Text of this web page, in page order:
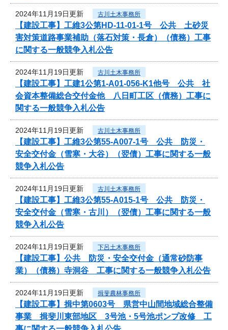
2024年11月19日更新 古川土木事務所
【建設工事】工維3公第HD-11-01-1号 公共 土砂災
害対策道路事業補助（落石対策・長倉）（債務）工事
に関する一般競争入札公告
2024年11月19日更新 古川土木事務所
【建設工事】工建1公第1-A01-056-K1他号 公共 社
会資本整備総合交付金他 八日町工区（債務）工事に
関する一般競争入札公告
2024年11月19日更新 古川土木事務所
【建設工事】工維3公第55-A007-1号 公共 防災・
安全交付金（雪寒・大谷）（翌債）工事に関する一般
競争入札公告
2024年11月19日更新 古川土木事務所
【建設工事】工維3公第55-A015-1号 公共 防災・
安全交付金（雪寒・古川）（翌債）工事に関する一般
競争入札公告
2024年11月19日更新 下呂土木事務所
【建設工事】公共 防災・安全交付金（通常砂防事
業）（債務）寺洞谷 工事に関する一般競争入札公告
2024年11月19日更新 揖斐農林事務所
【建設工事】揖中第0603号 県営中山間地域総合整備
事業 揖斐川東部地区 3号池・5号池ポンプ改修 工